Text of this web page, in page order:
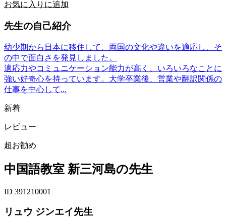
お気に入りに追加
先生の自己紹介
幼少期から日本に移住して、両国の文化や違いを適応し、そ
の中で面白さを発見しました。
適応力やコミュニケーション能力が高く、いろいろなことに
強い好奇心を持っています。大学卒業後、営業や翻訳関係の
仕事を中心して...
新着
レビュー
超お勧め
中国語教室 新三河島の先生
ID 391210001
リュウ ジンエイ先生